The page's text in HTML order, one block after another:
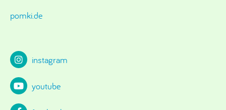
pomki.de
instagram
youtube